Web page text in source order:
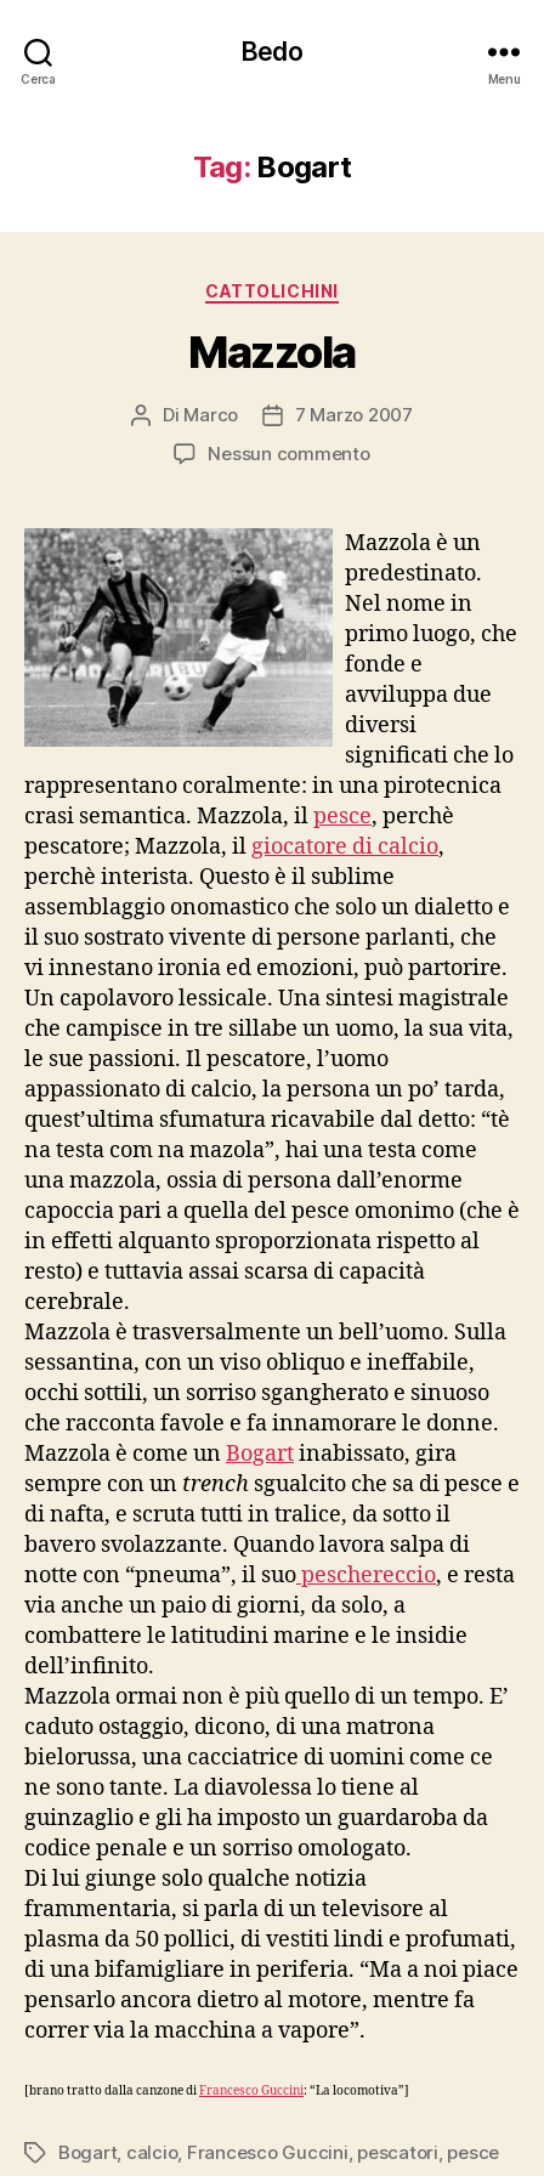
Cerca
Bedo
Menu
Tag: Bogart
Categorie
CATTOLICHINI
Mazzola
Autore
articolo
Di Marco
Data7 Marzo 2007
Nessun commentosu
Mazzola è un
predestinato.
Nel nome in
primo luogo, che
fonde e
avviluppa due
diversi
significati che lo
rappresentano coralmente: in una pirotecnica
crasi semantica. Mazzola, ilpesce, perchè
pescatore; Mazzola, il giocatore di calcio,
perchè interista. Questo è il sublime
assemblaggio onomastico che solo un dialetto e
il suo sostrato vivente di persone parlanti, che
vi innestano ironia ed emozioni, può partorire.
Un capolavoro lessicale. Una sintesi magistrale
che campisce in tre sillabe un uomo, la sua vita,
le sue passioni. Il pescatore, l’uomo
appassionato di calcio, la persona un po’ tarda,
quest’ultima sfumatura ricavabile dal detto: “tè
na testa com na mazola”, hai una testa come
una mazzola, ossia di persona dall’enorme
capoccia pari a quella del pesce omonimo (che è
in effetti alquanto sproporzionata rispetto al
resto) e tuttavia assai scarsa di capacità
cerebrale.
Mazzola è trasversalmente un bell’uomo. Sulla
sessantina, con un viso obliquo e ineffabile,
occhi sottili, un sorriso sgangherato e sinuoso
che racconta favole e fa innamorare le donne.
Mazzola è come unBogartinabissato, gira
sempre con un trench sgualcito che sa di pesce e
di nafta, e scruta tutti in tralice, da sotto il
bavero svolazzante. Quando lavora salpa di
notte con “pneuma”, il suopeschereccio, e resta
via anche un paio di giorni, da solo, a
combattere le latitudini marine e le insidie
dell’infinito.
Mazzola ormai non è più quello di un tempo. E’
caduto ostaggio, dicono, di una matrona
bielorussa, una cacciatrice di uomini come ce
ne sono tante. La diavolessa lo tiene al
guinzaglio e gli ha imposto un guardaroba da
codice penale e un sorriso omologato.
Di lui giunge solo qualche notizia
frammentaria, si parla di un televisore al
plasma da 50 pollici, di vestiti lindi e profumati,
di una bifamigliare in periferia. “Ma a noi piace
pensarlo ancora dietro al motore, mentre fa
correr via la macchina a vapore”.
[brano tratto dalla canzone diFrancesco Guccini: “La locomotiva”]
Tag Bogart, calcio, Francesco Guccini, pescatori, pesce